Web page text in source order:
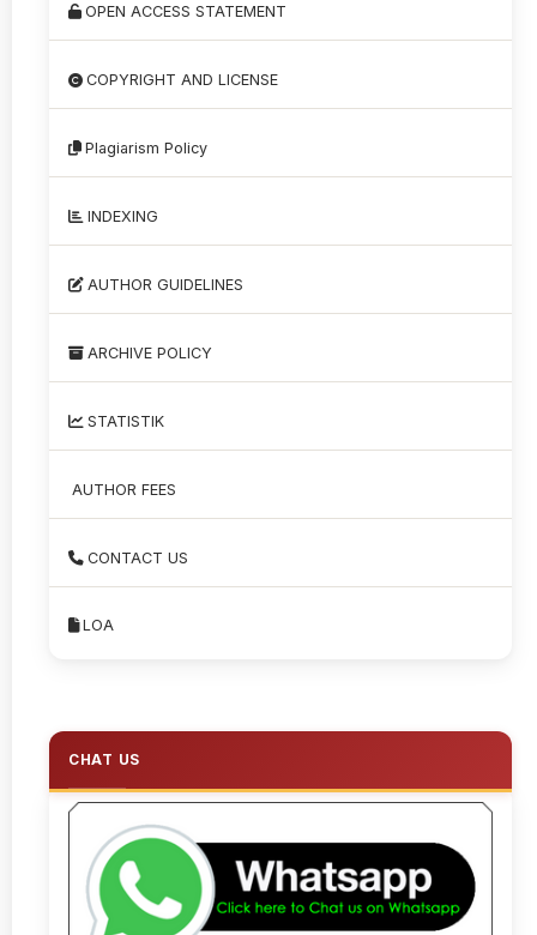
OPEN ACCESS STATEMENT
COPYRIGHT AND LICENSE
Plagiarism Policy
INDEXING
AUTHOR GUIDELINES
ARCHIVE POLICY
STATISTIK
AUTHOR FEES
CONTACT US
LOA
CHAT US